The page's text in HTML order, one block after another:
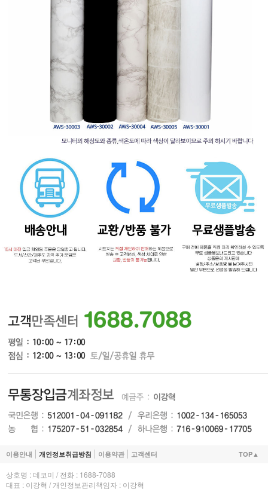
이용안내 개인정보취급방침 이용약관 고객센터 TOP▲
상호명 : 데코미 / 전화 : 1688-7088
대표 : 이강혁 / 개인정보관리책임자 : 이강혁